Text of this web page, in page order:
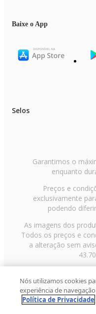
Baixe o App
Selos
Garantimos o
enquanto
Preços e
exclusivamente
podendo
As imagens dos
Todos os preços e
a alteração sem
Paulo/SP, CEP
2013 Fast Shop -
Nós utilizamos cookies
experiência de
Política de Privacidade